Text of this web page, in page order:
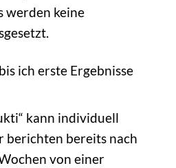
werden keine
ich erste Ergebnisse
kann individuell
berichten bereits nach
von einer